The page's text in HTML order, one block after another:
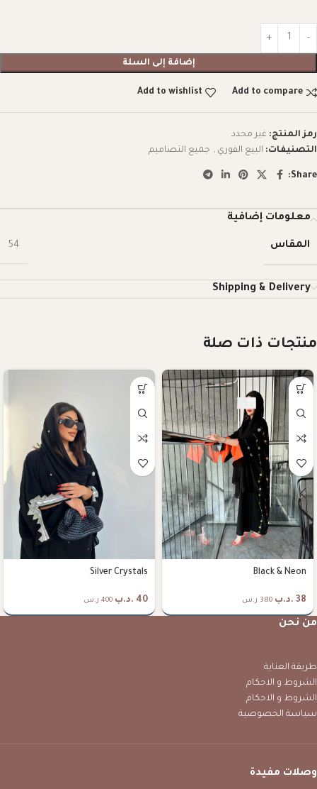
إضافة إلى السلة
Add to compare
Add to wishlist
رمز المنتج: غير محدد
التصنيفات: البيع الفوري , جميع التصاميم
Share:
معلومات إضافية
المقاس 54
Shipping & Delivery
منتجات ذات صلة
Black & Neon
38 .د.ب 380 ر.س
Silver Crystals
40 .د.ب 400 ر.س
من نحن
طريقة العناية
الشروط و الاحكام
الشروط و الاحكام
سياسة الخصوصية
وصلات مفيدة